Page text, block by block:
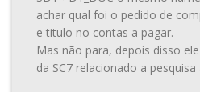
achar qual foi o pedido de
e titulo no contas a pagar.
Mas não para, depois disso
da SC7 relacionado a pesquisa